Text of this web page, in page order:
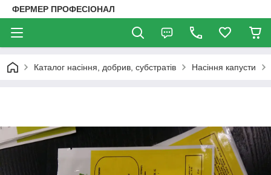
ФЕРМЕР ПРОФЕСІОНАЛ
Каталог насіння, добрив, субстратів Насіння капусти